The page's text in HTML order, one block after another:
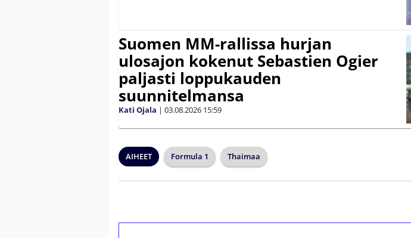
Suomen MM-rallissa hurjan
ulosajon kokenut Sebastien Ogier
paljasti loppukauden
suunnitelmansa
Kati Ojala | 03.08.2026 15:59
AIHEET Formula 1 Thaimaa